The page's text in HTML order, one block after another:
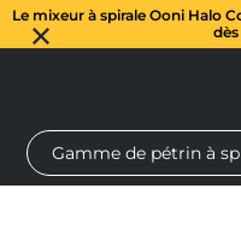
Le mixeur à spirale Ooni Halo
à pizza au feu de bois
Gamme de pétrin à